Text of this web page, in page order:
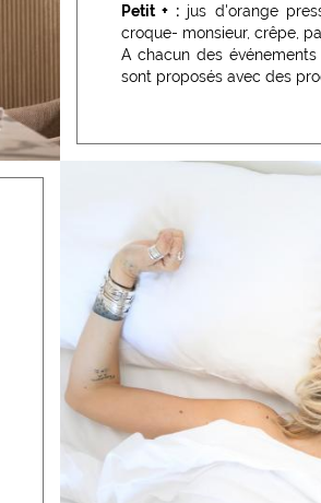
Petit + :jus d'orange
croque- monsieur, crêpe,
A chacun des
sont proposés avec des